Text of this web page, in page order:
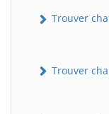
Trouver
Trouver